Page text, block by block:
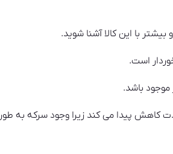
با این کالا آشنا شوید.
است.
باشد.
کاهش پیدا می کند زیرا وجود سرکه به طور